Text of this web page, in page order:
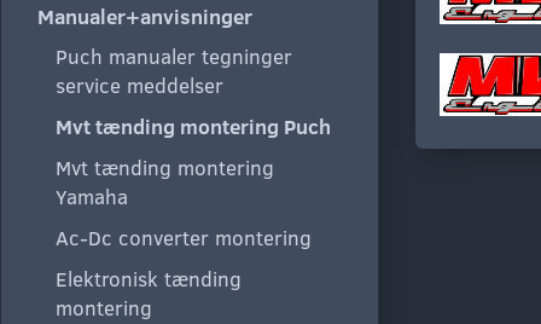
Manualer+anvisninger
Puch manualer tegninger
service meddelser
Mvt tænding montering Puch
Mvt tænding montering
Yamaha
Ac-Dc converter montering
Elektronisk tænding
montering